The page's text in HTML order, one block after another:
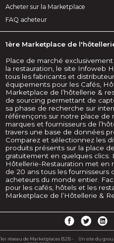
Acheter sur la Marketplace
FAQ acheteur
1ère Marketplace de
Place de marché
la restauration, le site Infoweb
tous les fabricants et
équipements pour les Cafés,
Marketplace de l’hôtellerie &
de sourcing permettant de
sa phase de recherche sur
référençons sur notre place de
marques et fournisseurs de
travers une base de données
Comparez et sélectionnez les
produits présents sur la place
gratuitement en quelques
Hôtellerie-Restauration met en
de 20 ans tous les fournisseurs
acheteurs du monde entier.
pour les cafés, hôtels et les
Marketplace de l’Hôtellerie &
1er réseau de Marketplaces B2B -
Un site du